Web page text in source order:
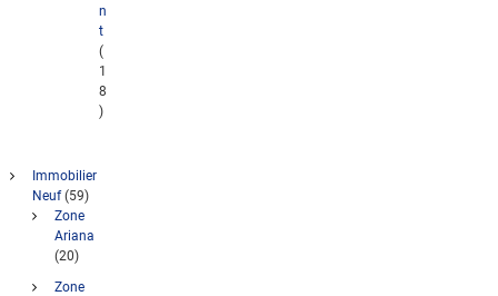
n
t
(
1
8
)
Immobilier
Neuf (59)
Zone
Ariana
(20)
Zone